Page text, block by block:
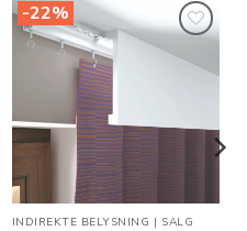
-22%
Legg til
INDIREKTE BELYSNING | SALG